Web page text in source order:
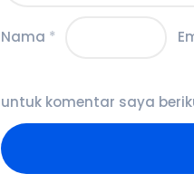
Nama *
untuk komentar saya